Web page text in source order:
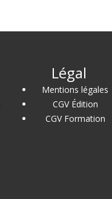
Légal
Mentions légales
CGV Édition
CGV Formation